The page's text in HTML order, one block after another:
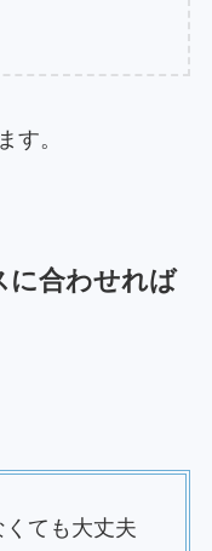
す。
に合わせれば
ても大丈夫